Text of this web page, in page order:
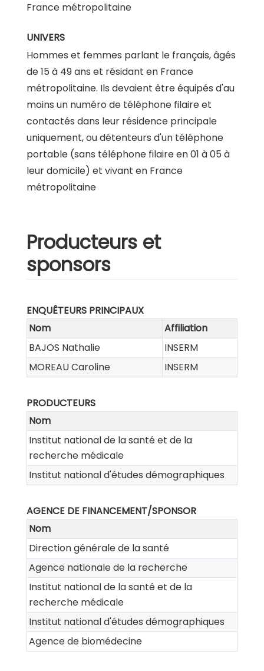
France métropolitaine
UNIVERS
Hommes et femmes parlant le français, âgés
de 15 à 49 ans et résidant en France
métropolitaine. Ils devaient être équipés d'au
moins un numéro de téléphone filaire et
contactés dans leur résidence principale
uniquement, ou détenteurs d'un téléphone
portable (sans téléphone filaire en 01 à 05 à
leur domicile) et vivant en France
métropolitaine
Producteurs et
sponsors
ENQUÊTEURS PRINCIPAUX
Nom
Affiliation
BAJOS Nathalie
INSERM
MOREAU Caroline
INSERM
PRODUCTEURS
Nom
Institut national de la santé et de la
recherche médicale
Institut national d'études démographiques
AGENCE DE FINANCEMENT/SPONSOR
Nom
Direction générale de la santé
Agence nationale de la recherche
Institut national de la santé et de la
recherche médicale
Institut national d'études démographiques
Agence de biomédecine